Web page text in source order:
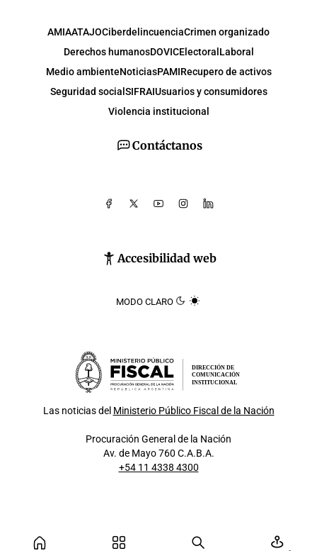
Contáctanos
Accesibilidad web
MODO CLARO
AMIAATAJOCiberdelincuenciaCrimen organizado
Derechos humanosDOVICElectoral Laboral
Medio ambienteNoticiasPAMIRecupero de activos
Seguridad social SIFRAIUsuarios y consumidores
Violencia institucional
DIRECCIÓN DE
COMUNICACIÓN
INSTITUCIONAL
Las noticias del Ministerio Público Fiscal de la Nación
Procuración General de la Nación
Av. de Mayo 760 C.A.B.A.
+54 11 4338 4300